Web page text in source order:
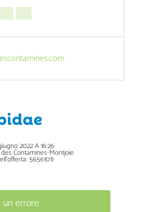
▒▒
2022 A 16:26
Contamines-Montjoie
5656101)
un errore